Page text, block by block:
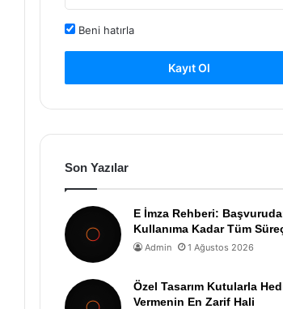
Beni hatırla
Kayıt Ol
Son Yazılar
E İmza Rehberi:
Kullanıma Kadar Tüm
Admin 1 Ağustos 2026
Özel Tasarım Kutularla
Vermenin En Zarif Hali